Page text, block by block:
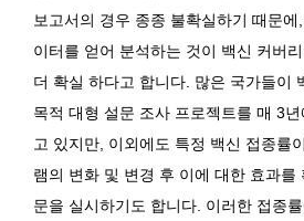
보고서의 경우 종종 불확실하기 때문
이터를 얻어 분석하는 것이 백신 커버
더 확실 하다고 합니다. 많은 국가들이
목적 대형 설문 조사 프로젝트를 매 3
고 있지만, 이외에도 특정 백신 접종률
램의 변화 및 변경 후 이에 대한 효과를
문을 실시하기도 합니다. 이러한 접종